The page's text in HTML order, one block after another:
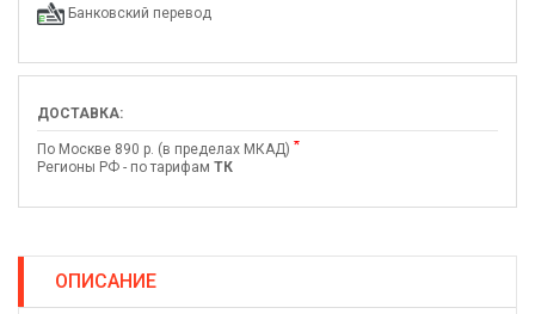
Банковский перевод
ДОСТАВКА:
По Москве 890 р. (в пределах МКАД) *
Регионы РФ - по тарифам ТК
ОПИСАНИЕ